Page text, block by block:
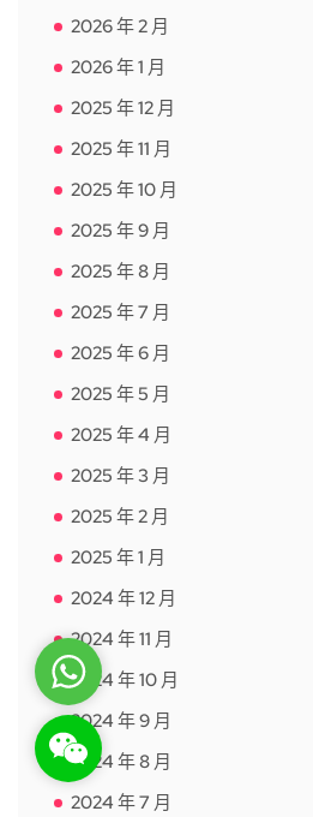
2026 年 2 月
2026 年 1 月
2025 年 12 月
2025 年 11 月
2025 年 10 月
2025 年 9 月
2025 年 8 月
2025 年 7 月
2025 年 6 月
2025 年 5 月
2025 年 4 月
2025 年 3 月
2025 年 2 月
2025 年 1 月
2024 年 12 月
2024 年 11 月
2024 年 10 月
2024 年 9 月
2024 年 8 月
2024 年 7 月
WhatsApp
WeChat: rsgt819